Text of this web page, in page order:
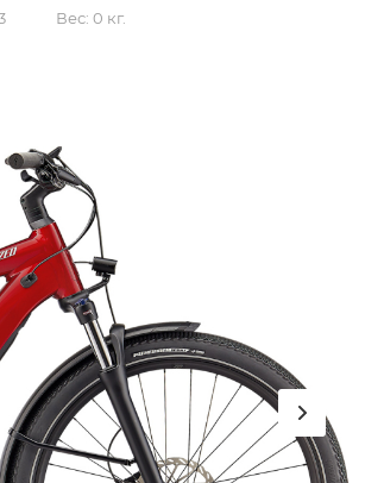
Вес: 0 кг.